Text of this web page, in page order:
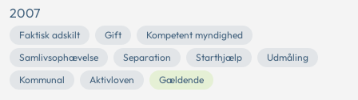
2007
Faktisk adskilt Gift
Kompetent myndighed
Samlivsophævelse
Separation Starthjælp
Udmåling
Kommunal
Aktivloven Gældende